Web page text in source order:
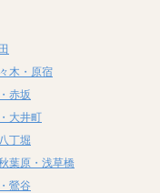
木・原宿
赤坂
大井町
丁堀
葉原・浅草橋
鶯谷